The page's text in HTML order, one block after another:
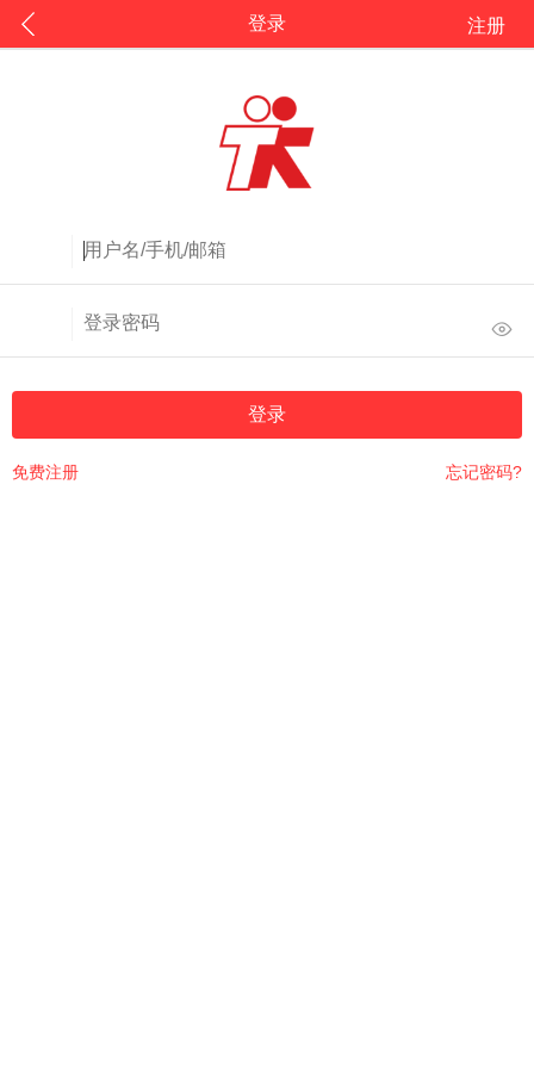
登录 注册
登录
免费注册 忘记密码?